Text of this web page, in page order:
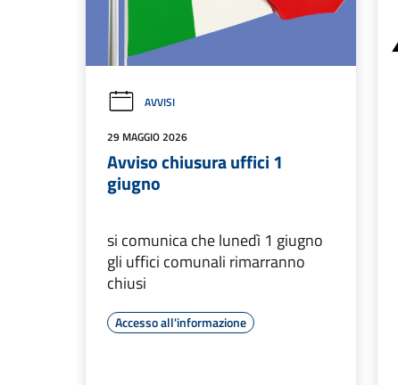
AVVISI
29 MAGGIO 2026
Avviso chiusura uffici 1
giugno
si comunica che lunedì 1 giugno
gli uffici comunali rimarranno
chiusi
Accesso all'informazione